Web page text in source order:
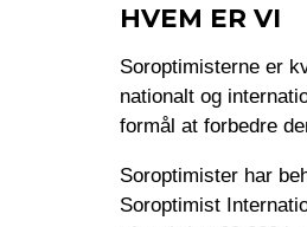
HVEM ER VI
Soroptimisterne er
nationalt og
formål at forbedre
Soroptimister har
Soroptimist